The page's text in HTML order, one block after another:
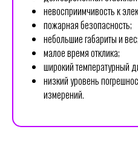
невосприимчивость к
пожарная безопасность;
небольшие габариты и вес;
малое время отклика;
широкий температурный
низкий уровень
измерений.